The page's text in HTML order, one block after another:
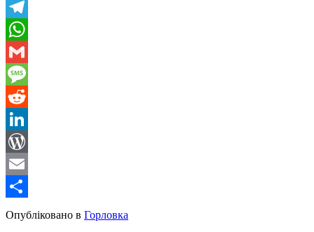
Viber
Telegram
WhatsApp
Gmail
Message
Reddit
LinkedIn
WordPress
Email
Share
Опубліковано в Горловка